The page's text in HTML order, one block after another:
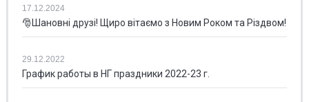
17.12.2024
🎅Шановні друзі! Щиро вітаємо з Новим Роком та Різдвом!
29.12.2022
График работы в НГ праздники 2022-23 г.